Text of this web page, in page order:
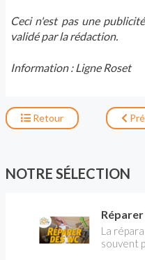
Ceci n'est pas une
validé par la rédaction.
Information : Ligne Roset
Retour
NOTRE SÉLECTION
La
souvent